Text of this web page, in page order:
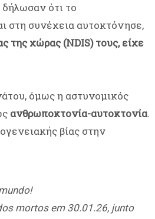
ότι το
στη συνέχεια αυτοκτόνησε,
της χώρας (NDIS) τους, είχε
όμως η αστυνομικός
ανθρωποκτονία-αυτοκτονία.
βίας στην
mortos em 30.01.26, junto